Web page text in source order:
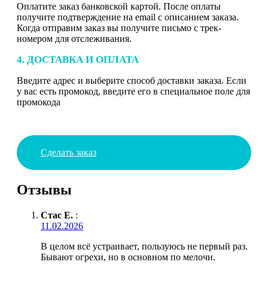
Оплатите заказ банковской картой. После оплаты
получите подтверждение на email с описанием заказа.
Когда отправим заказ вы получите письмо с трек-
номером для отслеживания.
4. ДОСТАВКА И ОПЛАТА
Введите адрес и выберите способ доставки заказа. Если
у вас есть промокод, введите его в специальное поле для
промокода
Сделать заказ
Отзывы
Стас Е. :
11.02.2026
В целом всё устраивает, пользуюсь не первый раз.
Бывают огрехи, но в основном по мелочи.